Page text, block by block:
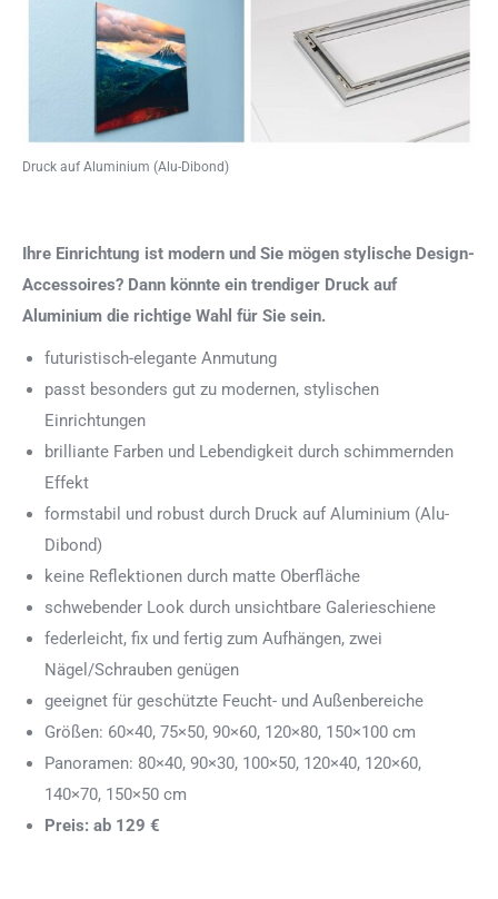
Druck auf Aluminium (Alu-Dibond)
Ihre Einrichtung ist modern und Sie mögen stylische Design-
Accessoires? Dann könnte ein trendiger Druck auf
Aluminium die richtige Wahl für Sie sein.
futuristisch-elegante Anmutung
passt besonders gut zu modernen, stylischen
Einrichtungen
brilliante Farben und Lebendigkeit durch schimmernden
Effekt
formstabil und robust durch Druck auf Aluminium (Alu-
Dibond)
keine Reflektionen durch matte Oberfläche
schwebender Look durch unsichtbare Galerieschiene
federleicht, fix und fertig zum Aufhängen, zwei
Nägel/Schrauben genügen
geeignet für geschützte Feucht- und Außenbereiche
Größen: 60×40, 75×50, 90×60, 120×80, 150×100 cm
Panoramen: 80×40, 90×30, 100×50, 120×40, 120×60,
140×70, 150×50 cm
Preis: ab 129 €